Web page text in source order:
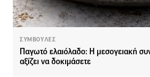
ΣΥΜΒΟΥΛΕΣ
Παγωτό ελαιόλαδο: Η μεσογειακή
αξίζει να δοκιμάσετε